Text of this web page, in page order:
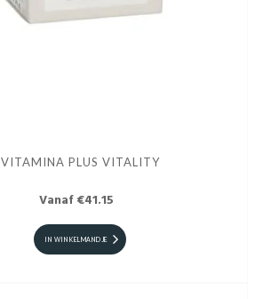
VITAMINA PLUS VITALITY
Vanaf €41.15
IN WINKELMANDJE